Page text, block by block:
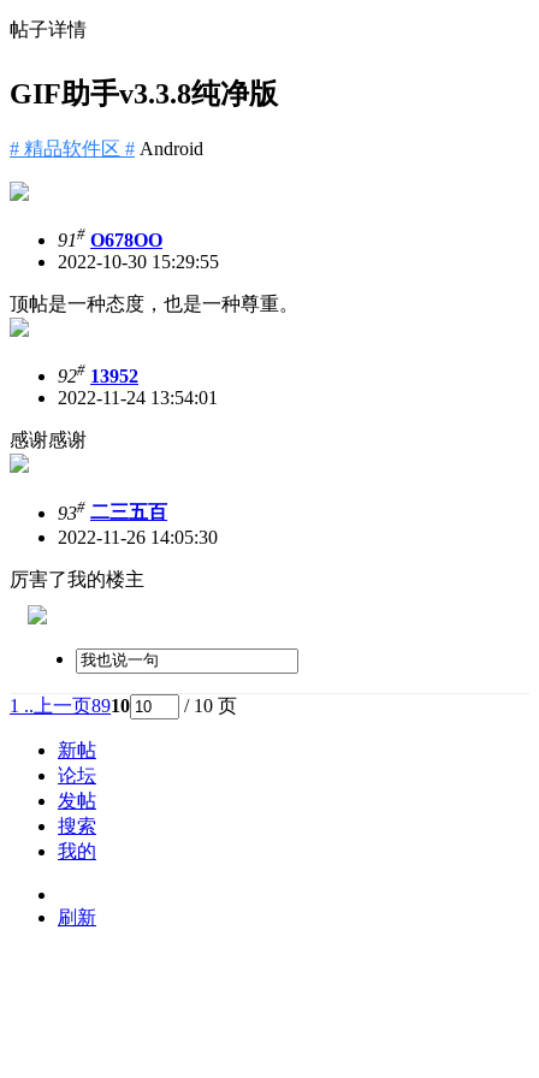
帖子详情
GIF助手v3.3.8纯净版
# 精品软件区 # Android
91# O678OO
2022-10-30 15:29:55
顶帖是一种态度，也是一种尊重。
92# 13952
2022-11-24 13:54:01
感谢感谢
93# 二三五百
2022-11-26 14:05:30
厉害了我的楼主
1 .. 上一页8910 / 10 页
新帖
论坛
发帖
搜索
我的
刷新